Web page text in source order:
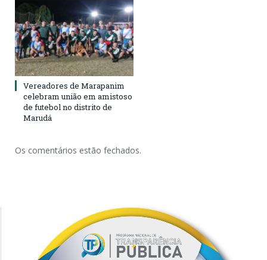
Vereadores de Marapanim
celebram união em amistoso
de futebol no distrito de
Marudá
Os comentários estão fechados.